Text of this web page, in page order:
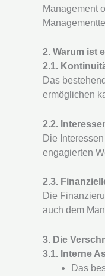
Management
2. Warum ist
2.1.
Das
ermöglichen
2.2.
Die
engagierten
2.3.
Die
auch dem
3. Die
3.1. Interne
Das